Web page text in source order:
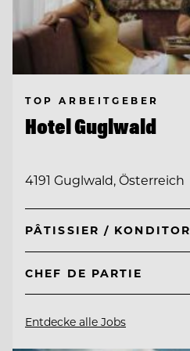
TOP ARBEITGEBER
Hotel Guglwald
4191 Guglwald, Österreich
PÂTISSIER / KONDITOR
CHEF DE PARTIE
Entdecke alle Jobs